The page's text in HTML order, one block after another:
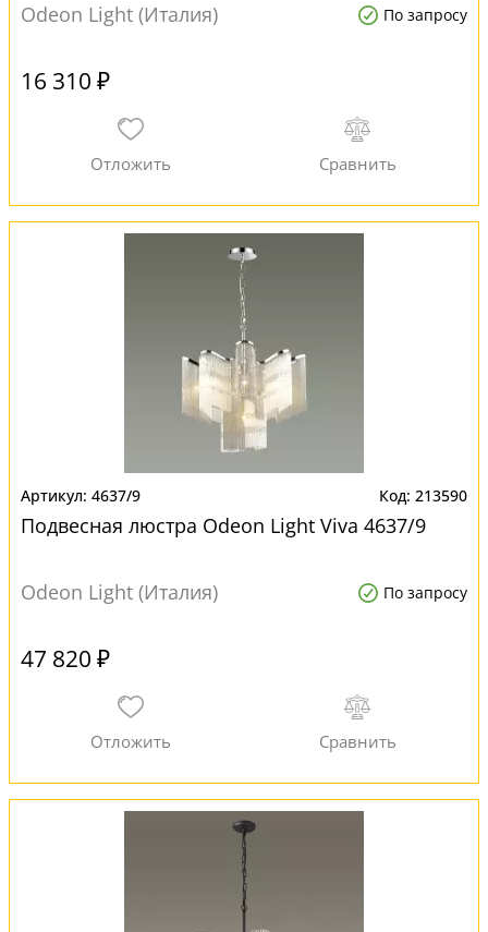
Odeon Light (Италия) По запросу
16 310 ₽
4637/9 213590
Подвесная люстра Odeon Light Viva 4637/9
Odeon Light (Италия) По запросу
47 820 ₽